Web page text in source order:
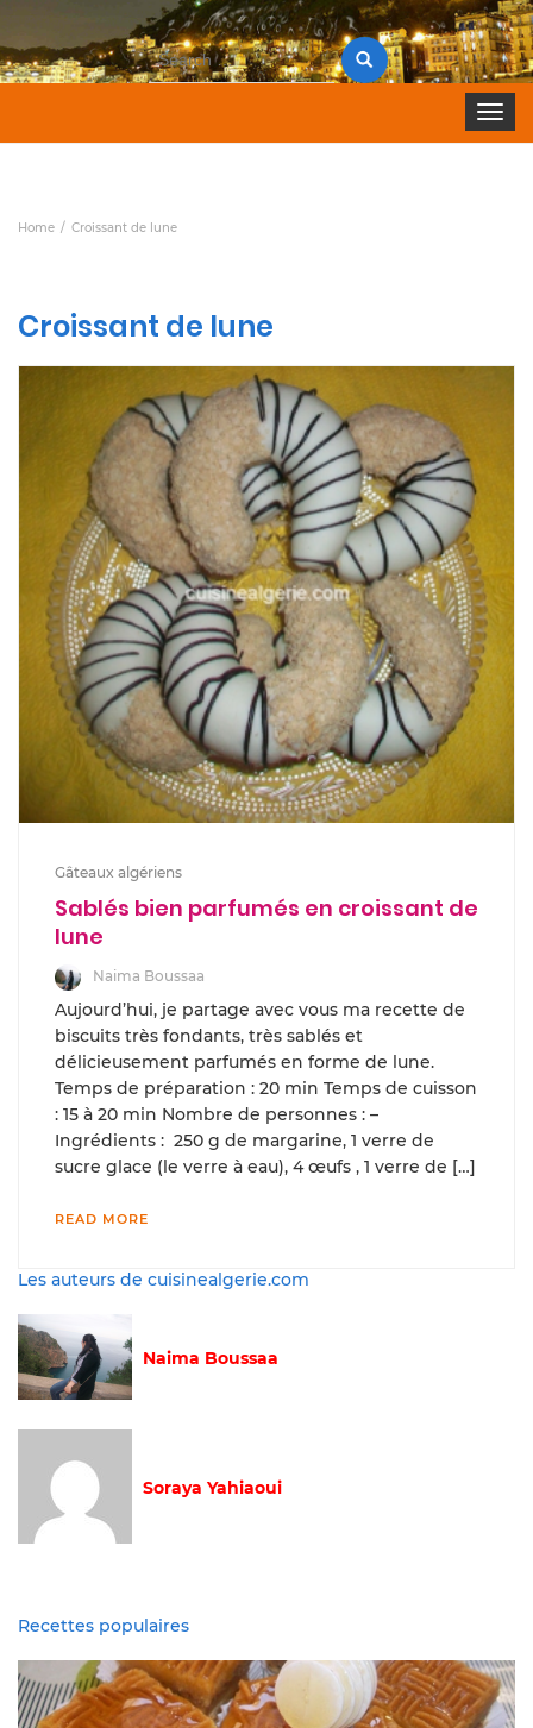
Search
for:
Toggle
Home Croissant de lune
Croissant de lune
Gâteaux algériens
Sablés bien parfumés en croissant de
lune
Naima Boussaa
Aujourd’hui, je partage avec vous ma recette de
biscuits très fondants, très sablés et
délicieusement parfumés en forme de lune.
Temps de préparation : 20 min Temps de cuisson
: 15 à 20 min Nombre de personnes : –
Ingrédients : 250 g de margarine, 1 verre de
sucre glace (le verre à eau), 4 œufs , 1 verre de […]
READ MORE
Les auteurs de cuisinealgerie.com
Naima Boussaa
Soraya Yahiaoui
Recettes populaires